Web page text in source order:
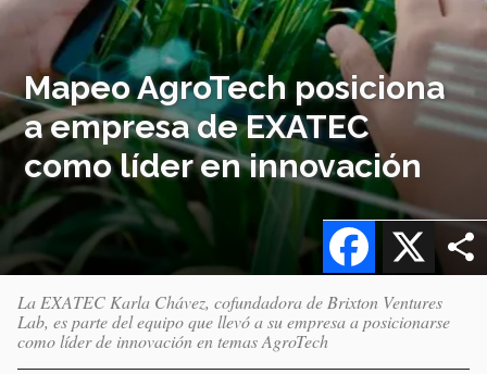
Mapeo AgroTech posiciona
a empresa de EXATEC
como líder en innovación
X
Facebook
La EXATEC Karla Chávez, cofundadora de Brixton Ventures
Lab, es parte del equipo que llevó a su empresa a posicionarse
como líder de innovación en temas AgroTech